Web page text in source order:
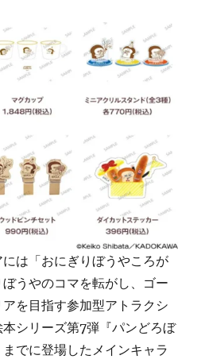
は「おにぎりぼうやころが
うやのコマを転がし、ゴー
を目指す参加型アトラクシ
シリーズ第7弾『パンどろぼ
でに登場したメインキャラ